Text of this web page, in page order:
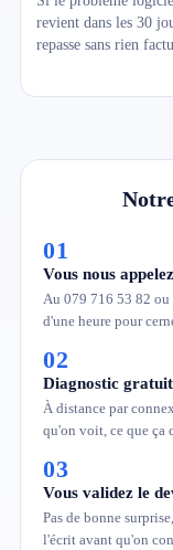
revient dans les 30
repasse sans rien
01
Vous nous appelez
Au 079 716 53 82
d'une heure pour
02
Diagnostic gratuit
À distance par
qu'on voit, ce que ça
03
Vous validez le
Pas de bonne
l'écrit avant qu'on